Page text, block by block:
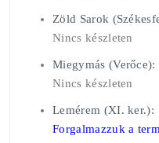
Zöld Sarok
Nincs készleten
Miegymás (Verőce):
Nincs készleten
Lemérem (XI. ker.):
Forgalmazzuk a